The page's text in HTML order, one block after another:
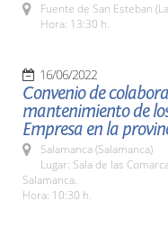
Fuente de San Esteban
Hora: 13:30 h.
16/06/2022
Convenio de
mantenimiento de
Empresa en la
Salamanca (Salamanca)
Lugar: Sala de las
Salamanca.
Hora: 10:30 h.